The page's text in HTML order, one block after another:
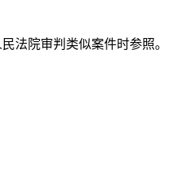
法院审判类似案件时参照。